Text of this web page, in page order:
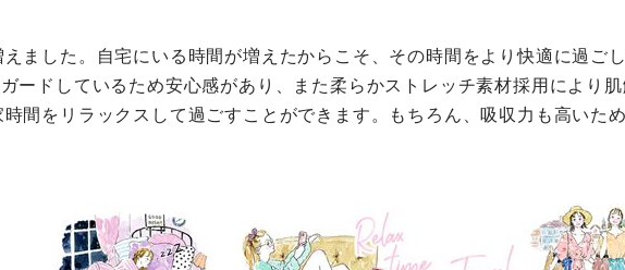
ました。自宅にいる時間が増えたからこそ、その時間をより快適に過
ードしているため安心感があり、また柔らかストレッチ素材採用により
間をリラックスして過ごすことができます。もちろん、吸収力も高いた